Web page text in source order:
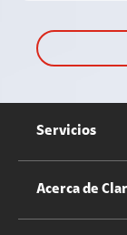
Servicios
Servicios
Acerca de